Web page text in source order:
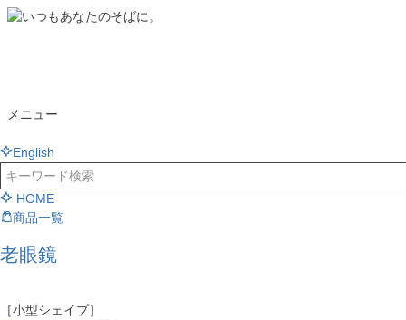
メニュー
English
HOME
商品一覧
老眼鏡
［小型シェイプ］